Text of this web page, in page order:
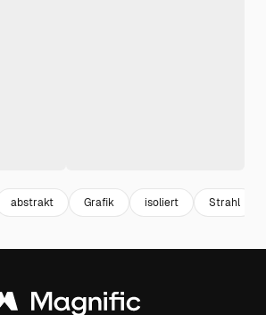
abstrakt Grafik isoliert Strahl